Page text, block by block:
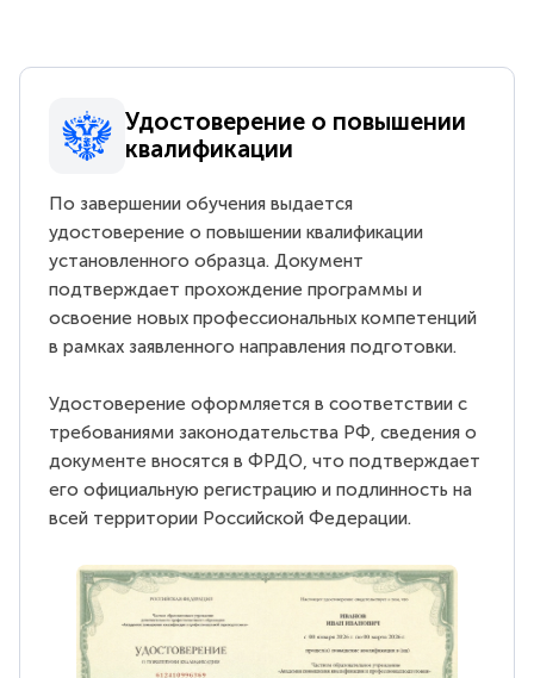
Удостоверение о повышении
квалификации
По завершении обучения выдается
удостоверение о повышении квалификации
установленного образца. Документ
подтверждает прохождение программы и
освоение новых профессиональных компетенций
в рамках заявленного направления подготовки.
Удостоверение оформляется в соответствии с
требованиями законодательства РФ, сведения о
документе вносятся в ФРДО, что подтверждает
его официальную регистрацию и подлинность на
всей территории Российской Федерации.